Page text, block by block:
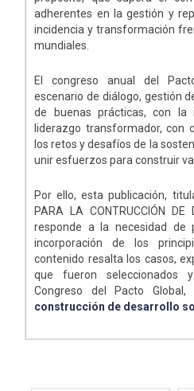
adherentes en la gestión y
incidencia y transformación
mundiales.
El congreso anual del
escenario de diálogo, gestión
de buenas prácticas, con la
liderazgo transformador, con
los retos y desafíos de la
unir esfuerzos para construir
Por ello, esta publicación,
PARA LA CONTRUCCIÓN DE
responde a la necesidad de
incorporación de los
contenido resalta los casos,
que fueron seleccionados
Congreso del Pacto Global,
construcción de desarrollo